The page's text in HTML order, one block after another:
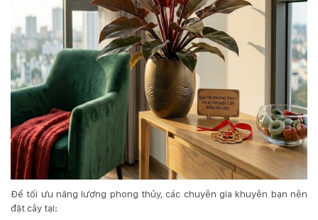
Để tối ưu năng lượng phong thủy, các chuyên gia khuyên bạn nên
đặt cây tại: